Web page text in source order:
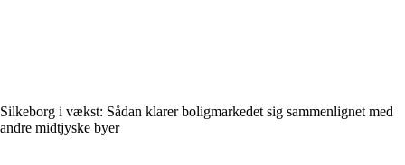
Silkeborg i vækst: Sådan klarer boligmarkedet sig sammenlignet med
andre midtjyske byer